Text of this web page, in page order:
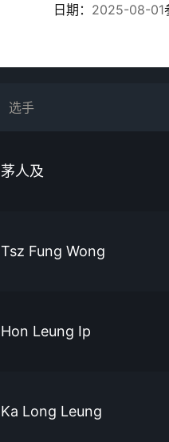
日期： 2025-08-01
选手
茅人及
Tsz Fung Wong
Hon Leung Ip
Ka Long Leung